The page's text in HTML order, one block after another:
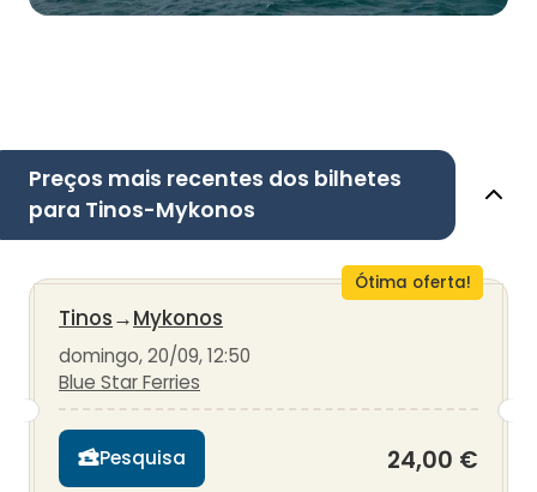
Preços mais recentes dos bilhetes
para Tinos-Mykonos
Ótima oferta!
Tinos→Mykonos
domingo, 20/09, 12:50
Blue Star Ferries
Pesquisa 24,00 €